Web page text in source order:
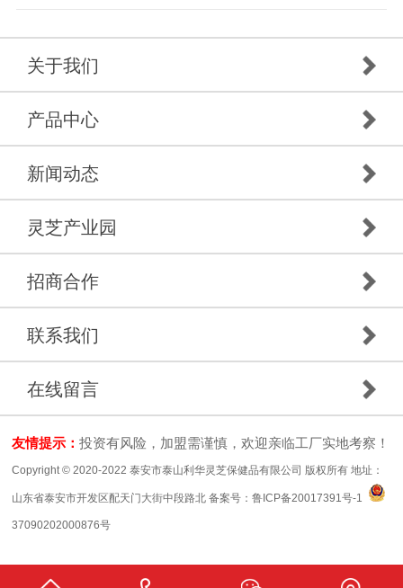
关于我们
产品中心
新闻动态
灵芝产业园
招商合作
联系我们
在线留言
友情提示：投资有风险，加盟需谨慎，欢迎亲临工厂实地考察！
Copyright © 2020-2022 泰安市泰山利华灵芝保健品有限公司 版权所有 地址：
山东省泰安市开发区配天门大街中段路北 备案号：鲁ICP备20017391号-1
37090202000876号